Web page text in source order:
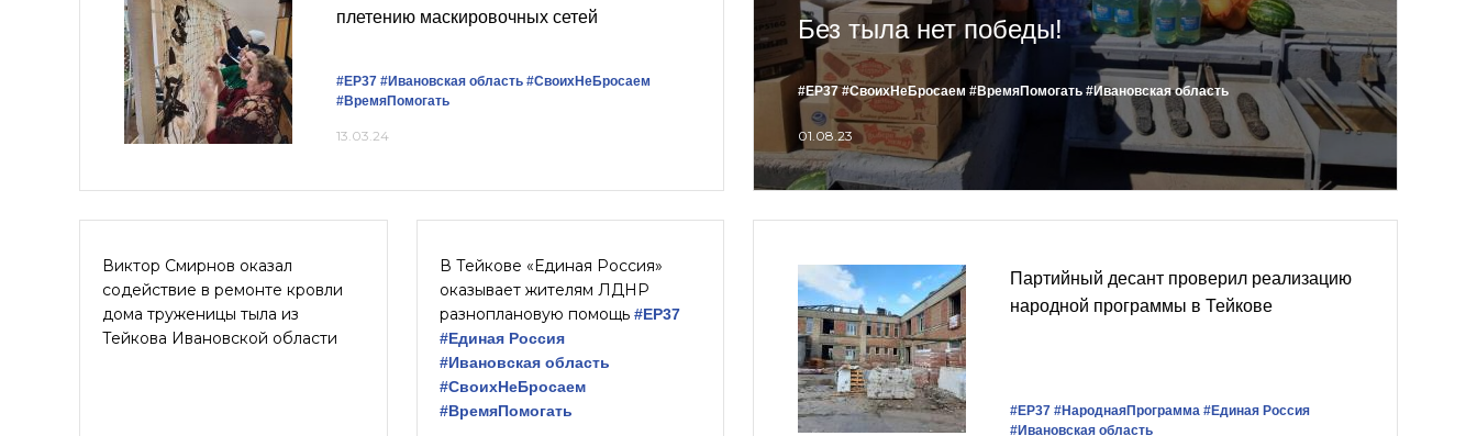
плетению маскировочных сетей
#ЕР37 #Ивановская область #СвоихНеБросаем
#ВремяПомогать
13.03.24
Без тыла нет победы!
#ЕР37 #СвоихНеБросаем #ВремяПомогать #Ивановская область
01.08.23
Виктор Смирнов оказал
содействие в ремонте кровли
дома труженицы тыла из
Тейкова Ивановской области
В Тейкове «Единая Россия»
оказывает жителям ЛДНР
разноплановую помощь #ЕР37
#Единая Россия
#Ивановская область
#СвоихНеБросаем
#ВремяПомогать
Партийный десант проверил реализацию
народной программы в Тейкове
#ЕР37 #НароднаяПрограмма #Единая Россия
#Ивановская область